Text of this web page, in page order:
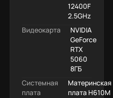
12400F
2.5GHz
Видеокарта
NVIDIA
GeForce
RTX
5060
8ГБ
Системная
плата
Материнская
плата H610M